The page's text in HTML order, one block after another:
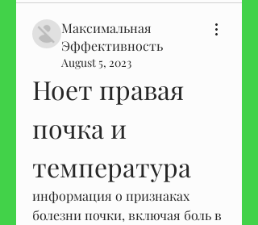
Максимальная
Эффективность
August 5, 2023
Ноет правая
почка и
температура
информация о признаках
болезни почки, включая боль в